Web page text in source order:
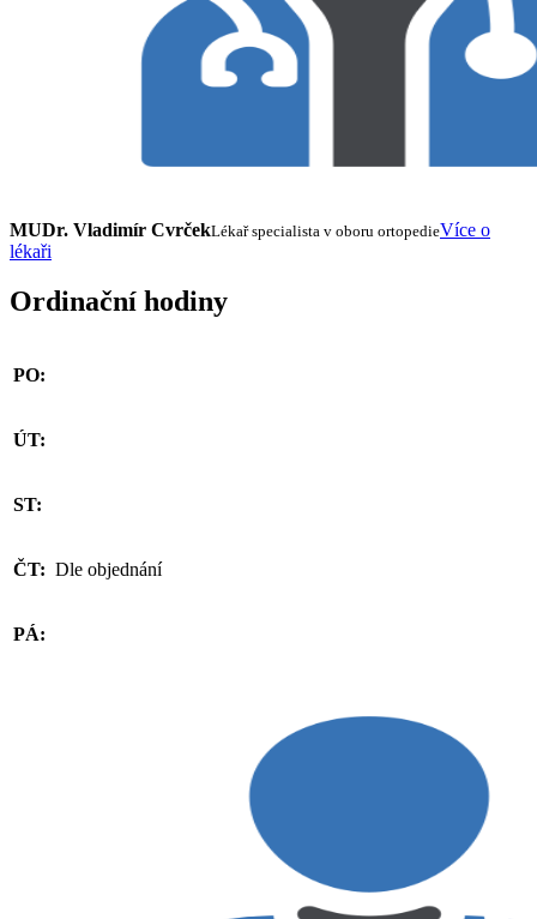
MUDr. Vladimír CvrčekLékař specialista v oboru ortopedieVíce o
lékaři
Ordinační hodiny
PO:
ÚT:
ST:
ČT: Dle objednání
PÁ: